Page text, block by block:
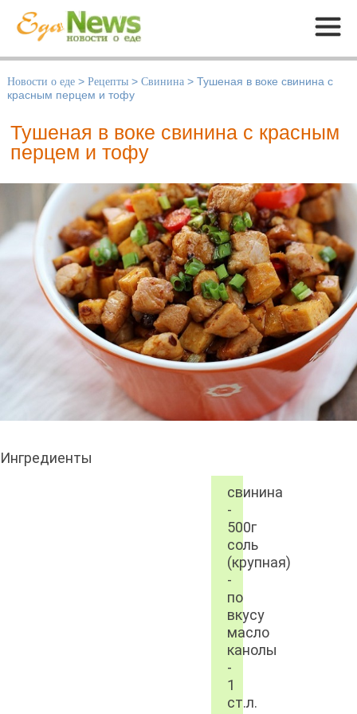
Меню
Новости о еде > Рецепты > Свинина > Тушеная в воке свинина с
красным перцем и тофу
Тушеная в воке свинина с красным
перцем и тофу
Ингредиенты
свинина
-
500г
соль
(крупная)
-
по
вкусу
масло
канолы
-
1
ст.л.